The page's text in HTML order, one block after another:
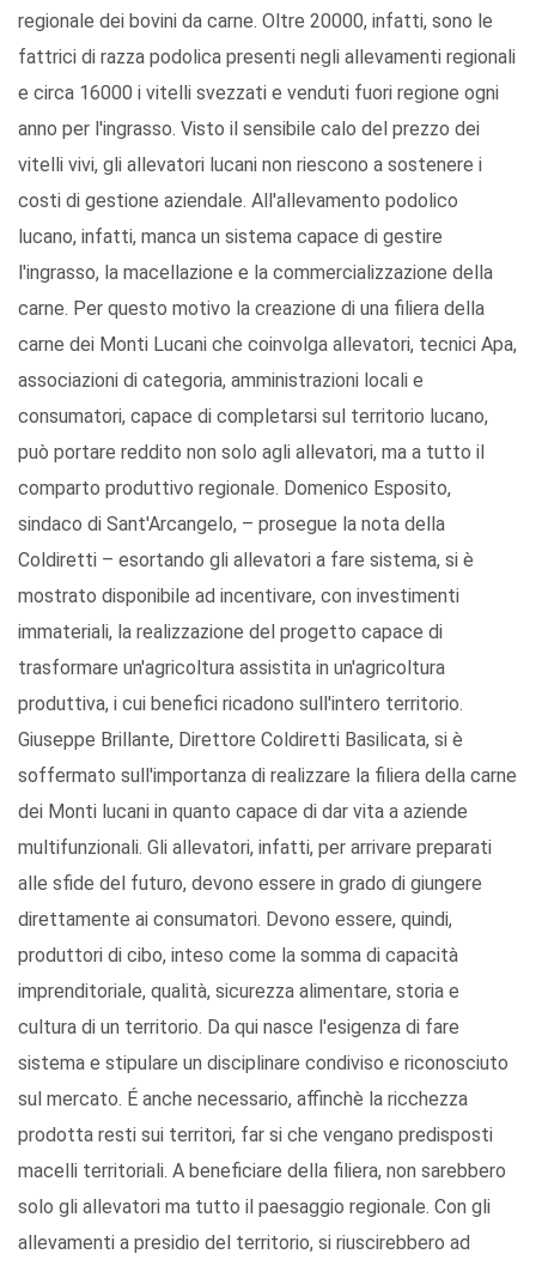
regionale dei bovini da carne. Oltre 20000, infatti, sono le
fattrici di razza podolica presenti negli allevamenti regionali
e circa 16000 i vitelli svezzati e venduti fuori regione ogni
anno per l'ingrasso. Visto il sensibile calo del prezzo dei
vitelli vivi, gli allevatori lucani non riescono a sostenere i
costi di gestione aziendale. All'allevamento podolico
lucano, infatti, manca un sistema capace di gestire
l'ingrasso, la macellazione e la commercializzazione della
carne. Per questo motivo la creazione di una filiera della
carne dei Monti Lucani che coinvolga allevatori, tecnici Apa,
associazioni di categoria, amministrazioni locali e
consumatori, capace di completarsi sul territorio lucano,
può portare reddito non solo agli allevatori, ma a tutto il
comparto produttivo regionale. Domenico Esposito,
sindaco di Sant'Arcangelo, – prosegue la nota della
Coldiretti – esortando gli allevatori a fare sistema, si è
mostrato disponibile ad incentivare, con investimenti
immateriali, la realizzazione del progetto capace di
trasformare un'agricoltura assistita in un'agricoltura
produttiva, i cui benefici ricadono sull'intero territorio.
Giuseppe Brillante, Direttore Coldiretti Basilicata, si è
soffermato sull'importanza di realizzare la filiera della carne
dei Monti lucani in quanto capace di dar vita a aziende
multifunzionali. Gli allevatori, infatti, per arrivare preparati
alle sfide del futuro, devono essere in grado di giungere
direttamente ai consumatori. Devono essere, quindi,
produttori di cibo, inteso come la somma di capacità
imprenditoriale, qualità, sicurezza alimentare, storia e
cultura di un territorio. Da qui nasce l'esigenza di fare
sistema e stipulare un disciplinare condiviso e riconosciuto
sul mercato. É anche necessario, affinchè la ricchezza
prodotta resti sui territori, far si che vengano predisposti
macelli territoriali. A beneficiare della filiera, non sarebbero
solo gli allevatori ma tutto il paesaggio regionale. Con gli
allevamenti a presidio del territorio, si riuscirebbero ad